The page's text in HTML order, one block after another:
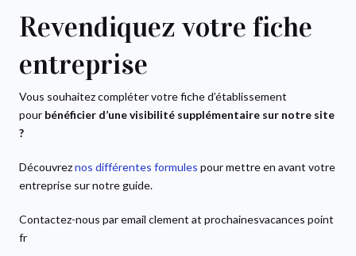
Revendiquez votre fiche
entreprise
Vous souhaitez compléter votre fiche d’établissement
pour bénéficier d’une visibilité supplémentaire sur notre site
?
Découvreznos différentes formules pour mettre en avant votre
entreprise sur notre guide.
Contactez-nous par email clement at prochainesvacances point
fr